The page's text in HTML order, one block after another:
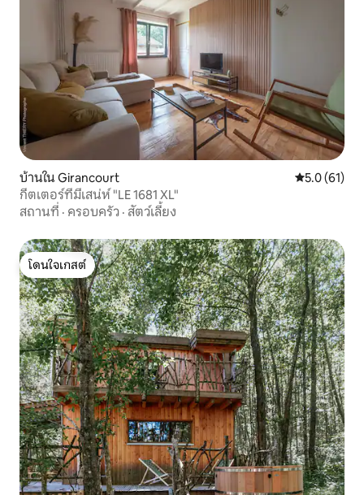
บ้านใน Girancourt คะแนนเฉลี่ย
5.0 (61)
กีตเตอร์ที่มีเสน่ห์ "LE 1681 XL"
สถานที่ · ครอบครัว · สัตว์เลี้ยง
โดนใจเกสต์
โดนใจเกสต์